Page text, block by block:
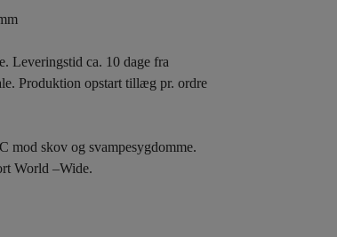
Leveringstid ca. 10 dage fra
Produktion opstart tillæg pr. ordre
mod skov og svampesygdomme.
World –Wide.